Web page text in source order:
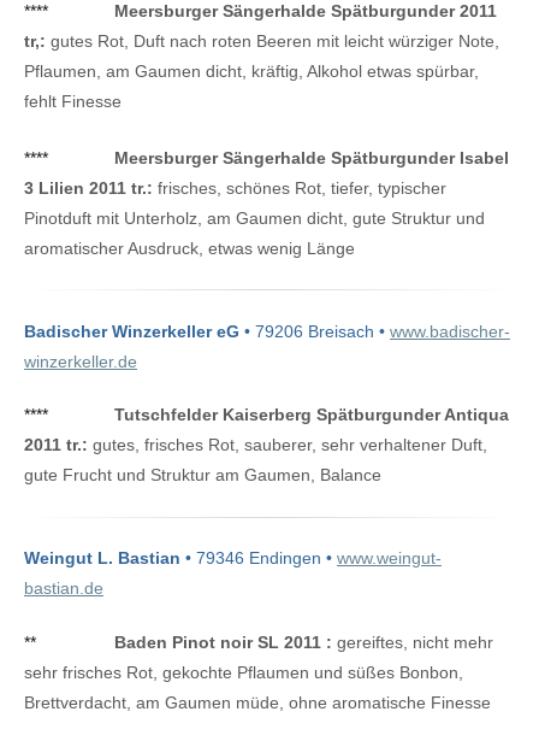
****
Meersburger Sängerhalde Spätburgunder 2011
tr,: gutes Rot, Duft nach roten Beeren mit leicht würziger Note,
Pflaumen, am Gaumen dicht, kräftig, Alkohol etwas spürbar,
fehlt Finesse
****
Meersburger Sängerhalde Spätburgunder Isabel
3 Lilien 2011 tr.: frisches, schönes Rot, tiefer, typischer
Pinotduft mit Unterholz, am Gaumen dicht, gute Struktur und
aromatischer Ausdruck, etwas wenig Länge
Badischer Winzerkeller eG • 79206 Breisach • www.badischer-
winzerkeller.de
****
Tutschfelder Kaiserberg Spätburgunder Antiqua
2011 tr.: gutes, frisches Rot, sauberer, sehr verhaltener Duft,
gute Frucht und Struktur am Gaumen, Balance
Weingut L. Bastian • 79346 Endingen • www.weingut-
bastian.de
** Baden Pinot noir SL 2011 : gereiftes, nicht mehr
sehr frisches Rot, gekochte Pflaumen und süßes Bonbon,
Brettverdacht, am Gaumen müde, ohne aromatische Finesse